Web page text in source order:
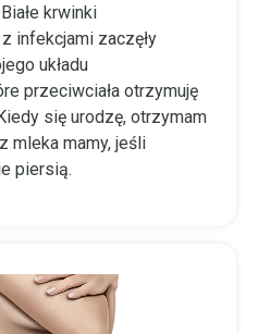
krwinki
infekcjami zaczęły
układu
przeciwciała otrzymuję
się urodzę, otrzymam
mleka mamy, jeśli
piersią.